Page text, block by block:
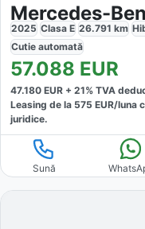
Mercedes-
2025 Clasa E 26.791 km
Cutie automată
57.088 EUR
47.180 EUR + 21% TVA
Leasing de la 575 EUR/luna
juridice.
Sună